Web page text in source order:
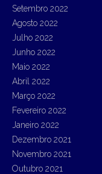
Setembro 2022
Agosto 2022
Julho 2022
Junho 2022
Maio 2022
Abril 2022
Março 2022
Fevereiro 2022
Janeiro 2022
Dezembro 2021
Novembro 2021
Outubro 2021